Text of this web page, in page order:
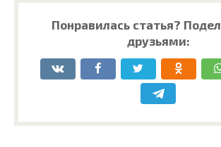
Понравилась статья?
друзьями: